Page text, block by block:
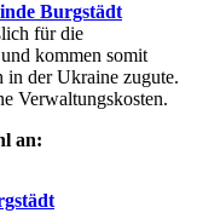
Burgstädt
für die
kommen somit
in der Ukraine zugute.
Verwaltungskosten.
an: